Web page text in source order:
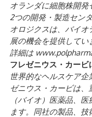
オランダに細胞株開
2つの開発・製造セン
オロジクスは、バイ
展の機会を提供してい
詳細は
フレゼニウス・カービ
世界的なヘルスケア
ゼニウス・カービは
（バイオ）医薬品、
ます。同社の製品、